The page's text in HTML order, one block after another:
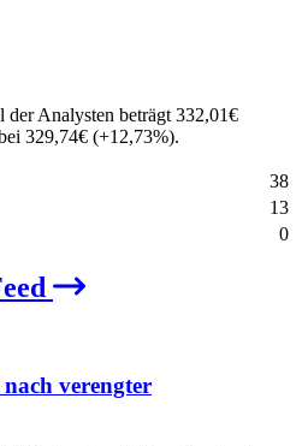
der Analysten beträgt 332,01€
329,74€ (+12,73%).
38
13
0
verengter